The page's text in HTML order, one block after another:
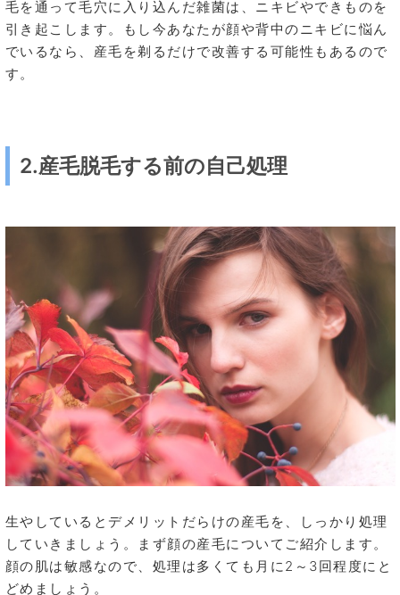
毛を通って毛穴に入り込んだ雑菌は、ニキビやできものを
引き起こします。もし今あなたが顔や背中のニキビに悩ん
でいるなら、産毛を剃るだけで改善する可能性もあるので
す。
2.産毛脱毛する前の自己処理
生やしているとデメリットだらけの産毛を、しっかり処理
していきましょう。まず顔の産毛についてご紹介します。
顔の肌は敏感なので、処理は多くても月に2～3回程度にと
どめましょう。